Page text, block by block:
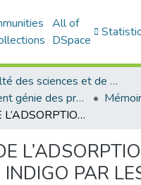
All of
DSpace
Faculté des sciences et de la technologie
Département génie des procédés
ETUDE DE L’ADSORPTION DE CARMIN INDIGO PAR LES HYDROXYDES DOUBLES LAMELLAIRES DE TYPE Zn –AL-HDL
PAR